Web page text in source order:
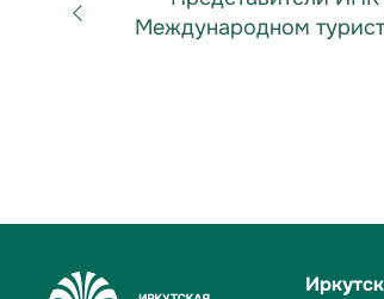
Международном
Иркутск